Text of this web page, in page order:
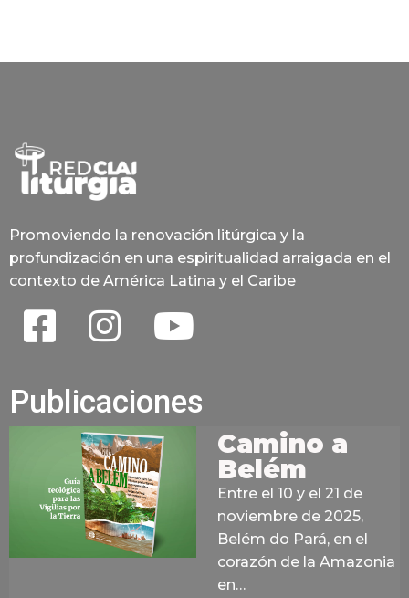
Promoviendo la renovación litúrgica y la
profundización en una espiritualidad arraigada en el
contexto de América Latina y el Caribe
Publicaciones
Camino a
Belém
Entre el 10 y el 21 de
noviembre de 2025,
Belém do Pará, en el
corazón de la Amazonia
en…